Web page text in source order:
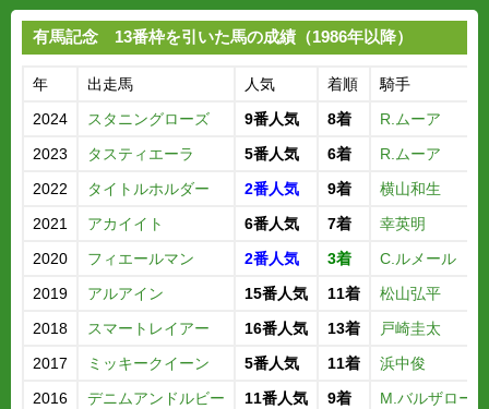
有馬記念 13番枠を引いた馬の成績（1986年以降）
年 出走馬 人気 着順
騎手
2024
スタニングローズ 9番人気 8着
R.ムーア
2023
タスティエーラ 5番人気 6着
R.ムーア
2022
タイトルホルダー 2番人気 9着
横山和生
2021
アカイイト 6番人気 7着
幸英明
2020
フィエールマン 2番人気 3着
C.ルメール
2019
アルアイン 15番人気 11着
松山弘平
2018
スマートレイアー 16番人気 13着
戸崎圭太
2017
ミッキークイーン 5番人気 11着
浜中俊
2016
デニムアンドルビー 11番人気 9着
M.バルザローナ